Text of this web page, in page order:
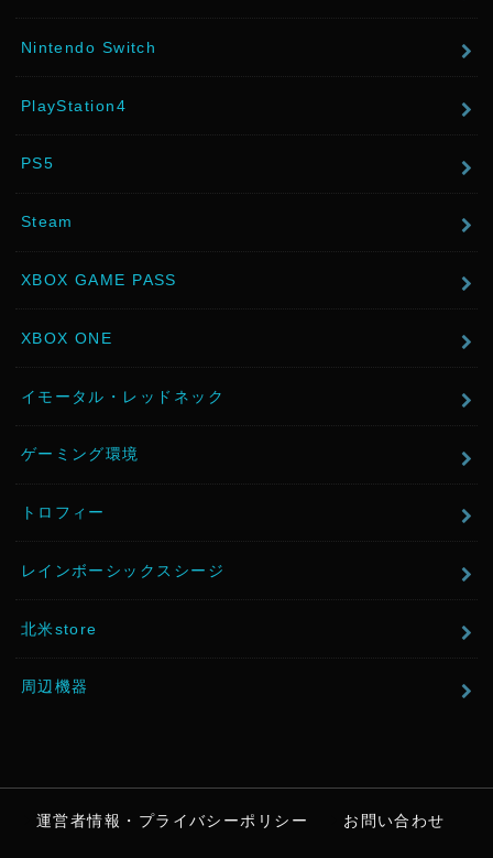
Nintendo Switch
PlayStation4
PS5
Steam
XBOX GAME PASS
XBOX ONE
イモータル・レッドネック
ゲーミング環境
トロフィー
レインボーシックスシージ
北米store
周辺機器
運営者情報・プライバシーポリシー お問い合わせ